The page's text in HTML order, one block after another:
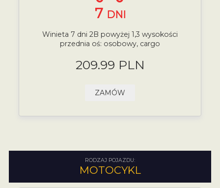
7 DNI
Winieta 7 dni 2B powyżej 1,3 wysokości
przednia oś: osobowy, cargo
209.99 PLN
ZAMÓW
RODZAJ POJAZDU:
MOTOCYKL